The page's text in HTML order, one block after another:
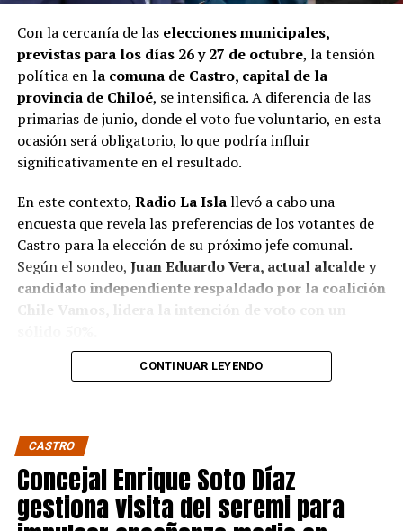
Con la cercanía de las elecciones municipales,
previstas para los días 26 y 27 de octubre, la tensión
política en la comuna de Castro, capital de la
provincia de Chiloé, se intensifica. A diferencia de las
primarias de junio, donde el voto fue voluntario, en esta
ocasión será obligatorio, lo que podría influir
significativamente en el resultado.
En este contexto, Radio La Islallevó a cabo una
encuesta que revela las preferencias de los votantes de
Castro para la elección de su próximo jefe comunal.
Según el sondeo, Juan Eduardo Vera, actual alcalde y
candidato independiente respaldado por la coalición
Chile Vamos, lidera la intención de voto con un
Baltazar Elgueta, candidato del Partido Socialista
segundo lugar con un 41% de apoyo, mientras que
Jaime Guerrero, candidato independiente por el
Partido socialcristiano, se sitúa en un distante 9%.
Estos resultados confirman, de algún modo, pese a que
no sean concluyentes, la fuerte presencia de Vera en la
CONTINUAR LEYENDO
CASTRO
Concejal Enrique Soto Díaz
gestiona visita del seremi para